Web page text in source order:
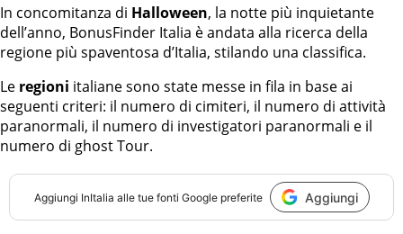
In concomitanza di Halloween, la notte più inquietante
dell’anno, BonusFinder Italia è andata alla ricerca della
regione più spaventosa d’Italia, stilando una classifica.
Le regioni italiane sono state messe in fila in base ai
seguenti criteri: il numero di cimiteri, il numero di attività
paranormali, il numero di investigatori paranormali e il
numero di ghost Tour.
Aggiungi InItalia alle tue fonti Google preferite Aggiungi